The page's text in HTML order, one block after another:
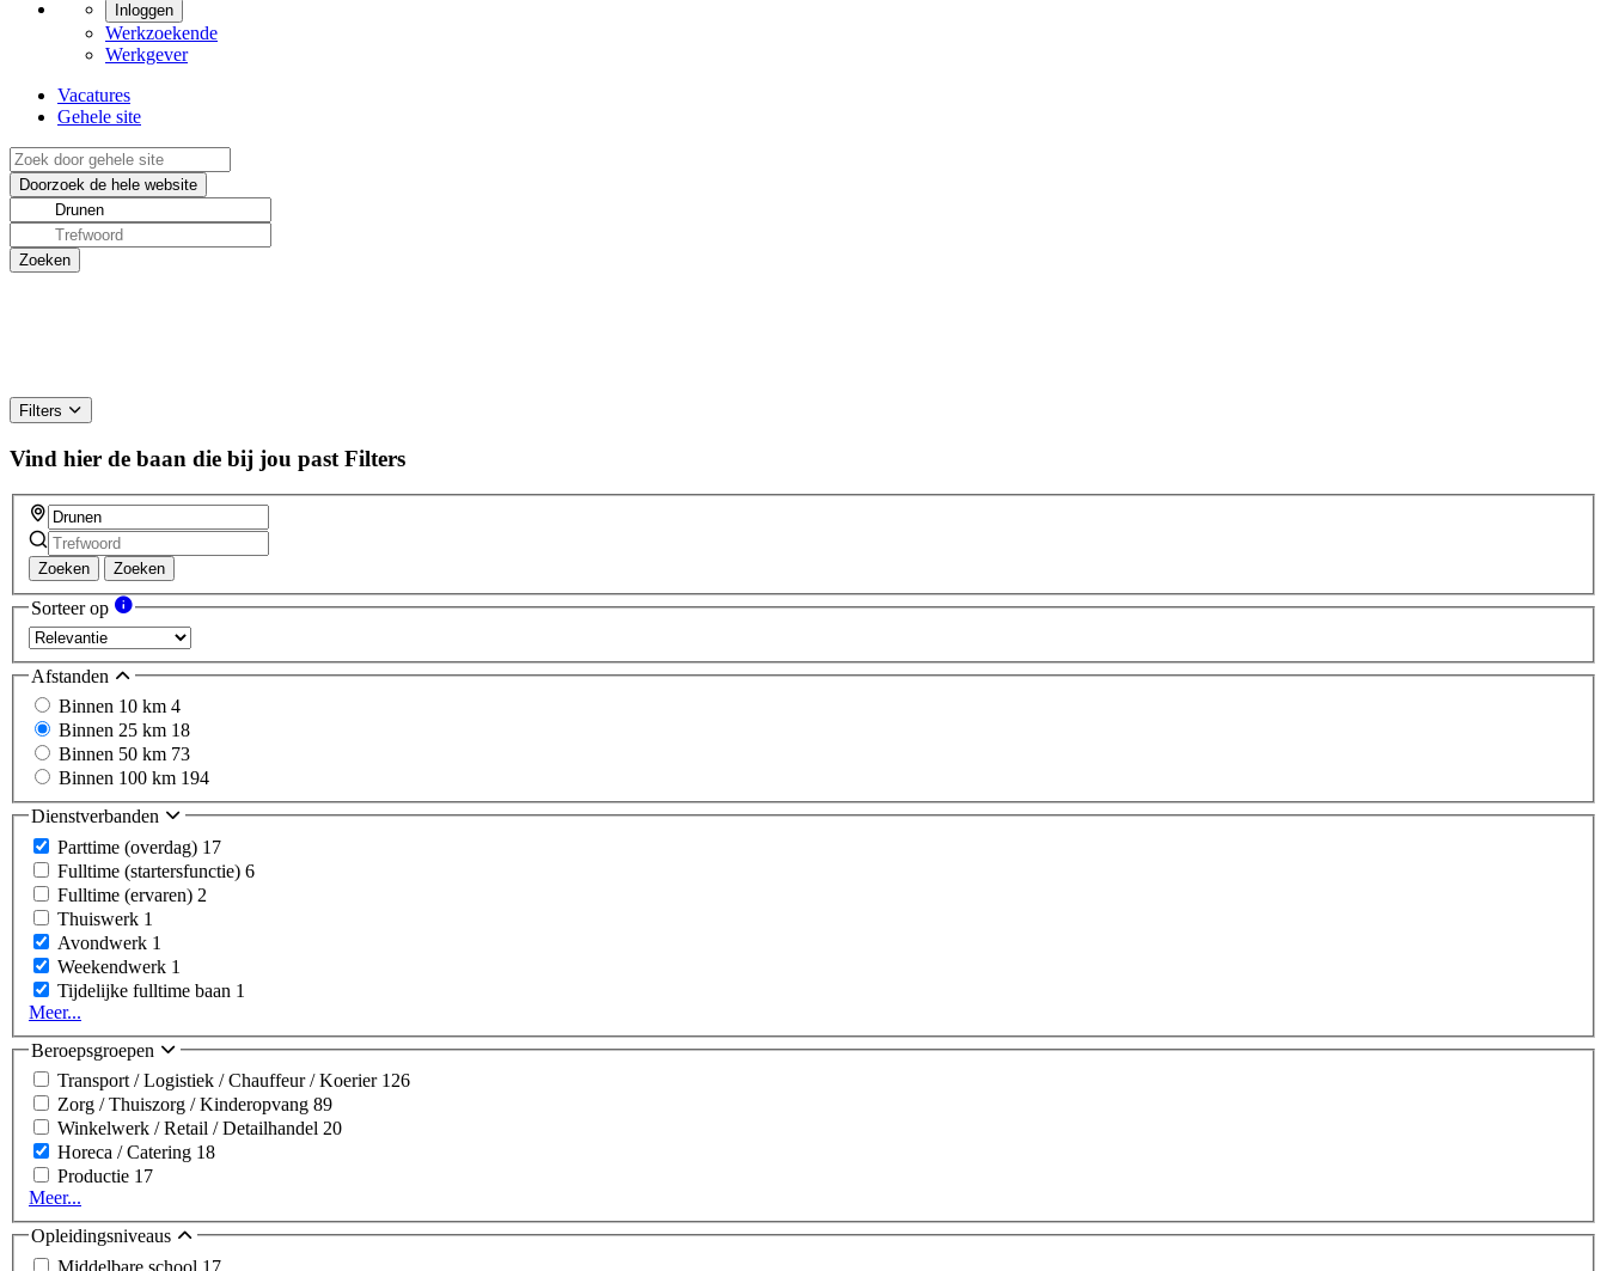
Inloggen
Werkzoekende
Werkgever
Vacatures
Gehele site
Filters
Vind hier de baan die bij jou past Filters
Zoeken Zoeken
Sorteer op
Afstanden
Binnen 10 km 4
Binnen 25 km 18
Binnen 50 km 73
Binnen 100 km 194
Dienstverbanden
Parttime (overdag) 17
Fulltime (startersfunctie) 6
Fulltime (ervaren) 2
Thuiswerk 1
Avondwerk 1
Weekendwerk 1
Tijdelijke fulltime baan 1
Meer...
Beroepsgroepen
Transport / Logistiek / Chauffeur / Koerier 126
Zorg / Thuiszorg / Kinderopvang 89
Winkelwerk / Retail / Detailhandel 20
Horeca / Catering 18
Productie 17
Meer...
Opleidingsniveaus
Middelbare school 17